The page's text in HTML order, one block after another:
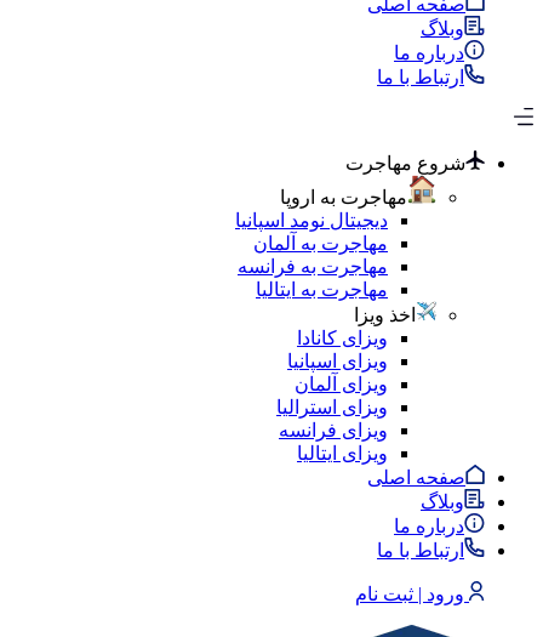
صفحه اصلی
وبلاگ
درباره ما
ارتباط با ما
شروع مهاجرت
مهاجرت به اروپا
دیجیتال نومد اسپانیا
مهاجرت به آلمان
مهاجرت به فرانسه
مهاجرت به ایتالیا
اخذ ویزا
ویزای کانادا
ویزای اسپانیا
ویزای آلمان
ویزای استرالیا
ویزای فرانسه
ویزای ایتالیا
صفحه اصلی
وبلاگ
درباره ما
ارتباط با ما
ورود | ثبت نام